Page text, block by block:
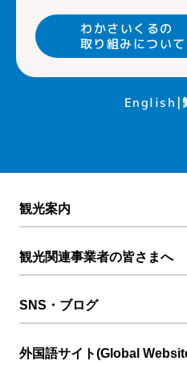
わかさいくるの
取り組みについて
English
観光案内
観光関連事業者の皆さまへ
SNS・ブログ
外国語サイト(Global